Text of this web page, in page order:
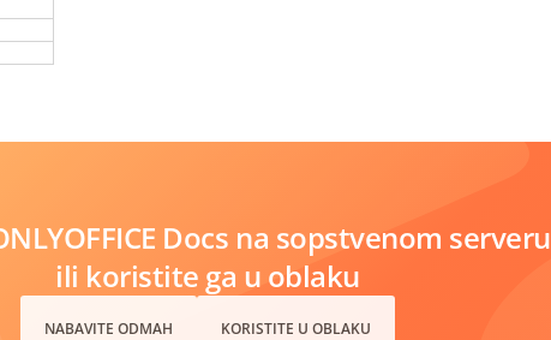
Docs na sopstvenom serveru
ili koristite ga u oblaku
NABAVITE ODMAH KORISTITE U OBLAKU